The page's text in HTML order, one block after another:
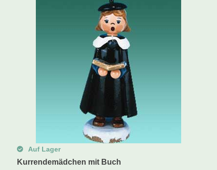
Auf Lager
Kurrendemädchen mit Buch